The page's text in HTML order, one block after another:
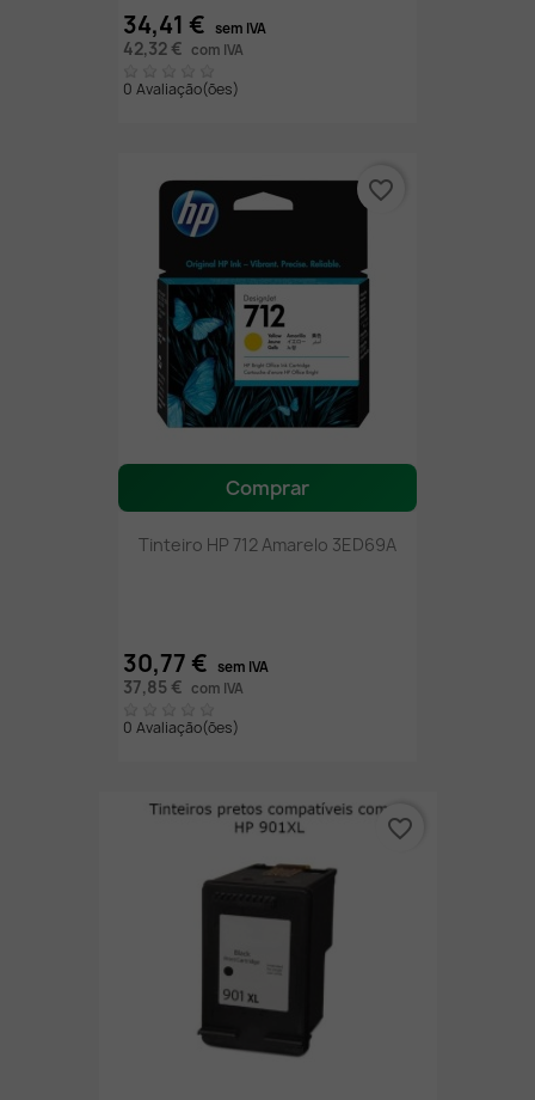
34,41 € sem IVA
42,32 € com IVA
0 Avaliação(ões)
Comprar
Tinteiro HP 712 Amarelo 3ED69A
30,77 € sem IVA
37,85 € com IVA
0 Avaliação(ões)
favorite_border
favorite_border